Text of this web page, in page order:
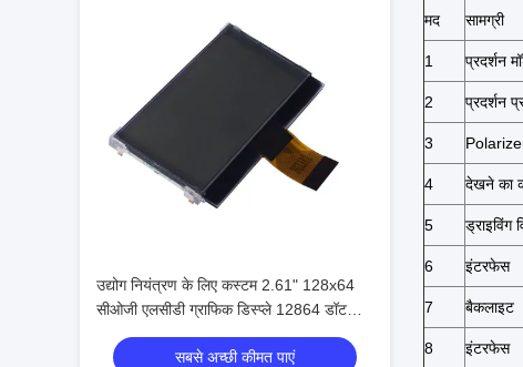
उद्योग नियंत्रण के लिए कस्टम 2.61" 128x64
सीओजी एलसीडी ग्राफिक डिस्प्ले 12864 डॉट
सीओजी एलसीडी डिस्प्ले मॉड्यूल बैकलाइट के साथ
सबसे अच्छी कीमत पाएं
मद सामग्री
1 प्रदर्शन
2 प्रदर्शन
3
4 देखने का
5 ड्राइविंग
6 इंटरफेस
7 बैकलाइट
8 इंटरफेस